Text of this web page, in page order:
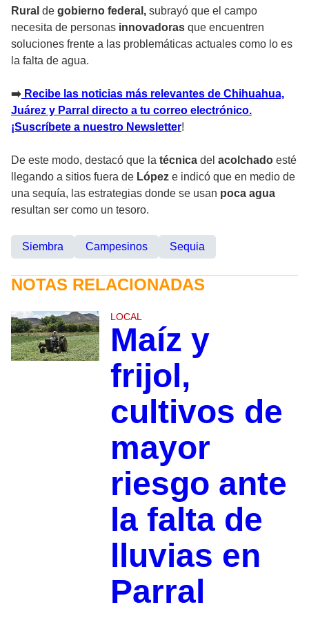
Rural de gobierno federal, subrayó que el campo
necesita de personas innovadoras que encuentren
soluciones frente a las problemáticas actuales como lo es
la falta de agua.
➡️ Recibe las noticias más relevantes de Chihuahua,
Juárez y Parral directo a tu correo electrónico.
¡Suscríbete a nuestro Newsletter!
De este modo, destacó que la técnica del acolchado esté
llegando a sitios fuera de López e indicó que en medio de
una sequía, las estrategias donde se usan poca agua
resultan ser como un tesoro.
Siembra Campesinos Sequia
NOTAS RELACIONADAS
LOCAL
Maíz y
frijol,
cultivos de
mayor
riesgo ante
la falta de
lluvias en
Parral